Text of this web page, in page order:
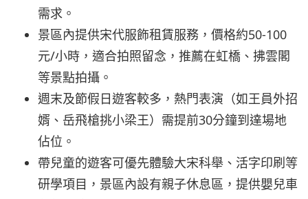
需求。
景區內提供宋代服飾租賃服務，價格約50-100
元/小時，適合拍照留念，推薦在虹橋、拂雲閣
等景點拍攝。
週末及節假日遊客較多，熱門表演（如王員外招
婿、岳飛槍挑小梁王）需提前30分鐘到達場地
佔位。
帶兒童的遊客可優先體驗大宋科舉、活字印刷等
研學項目，景區內設有親子休息區，提供嬰兒車